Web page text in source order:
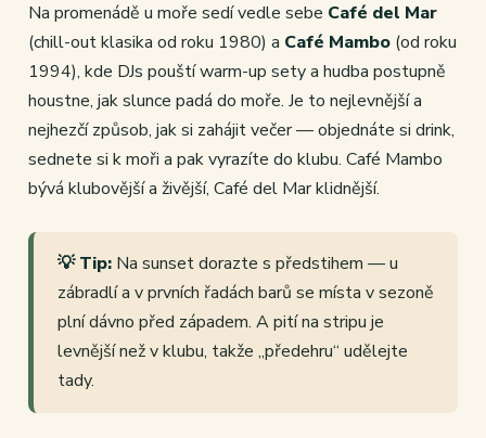
Na promenádě u moře sedí vedle sebe Café del Mar
(chill-out klasika od roku 1980) a Café Mambo (od roku
1994), kde DJs pouští warm-up sety a hudba postupně
houstne, jak slunce padá do moře. Je to nejlevnější a
nejhezčí způsob, jak si zahájit večer — objednáte si drink,
sednete si k moři a pak vyrazíte do klubu. Café Mambo
bývá klubovější a živější, Café del Mar klidnější.
💡 Tip: Na sunset dorazte s předstihem — u
zábradlí a v prvních řadách barů se místa v sezoně
plní dávno před západem. A pití na stripu je
levnější než v klubu, takže „předehru“ udělejte
tady.